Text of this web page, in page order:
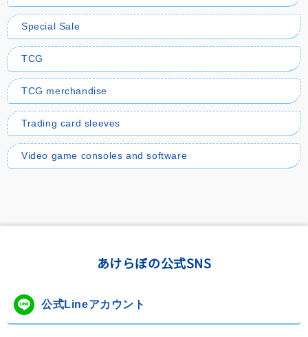
Special Sale
TCG
TCG merchandise
Trading card sleeves
Video game consoles and software
あけらぼの公式SNS
公式Lineアカウント